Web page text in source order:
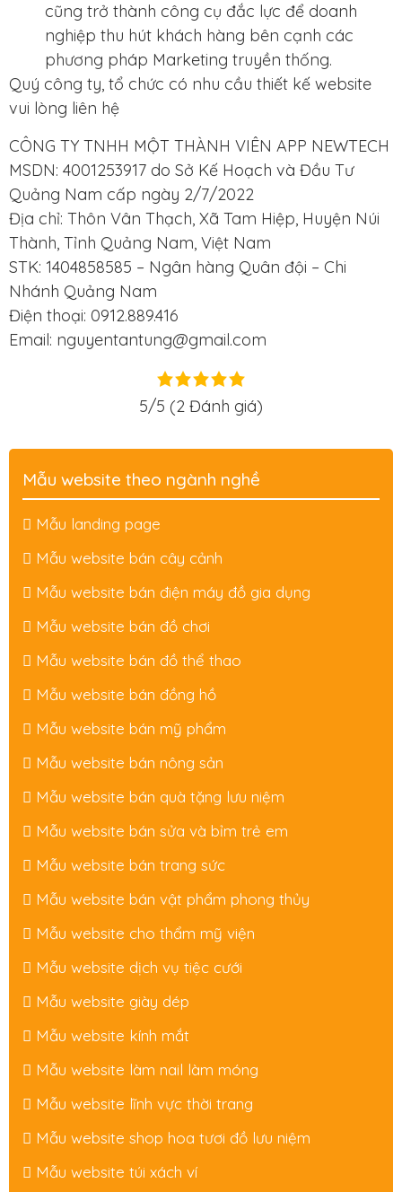
cũng trở thành công cụ đắc lực để doanh
nghiệp thu hút khách hàng bên cạnh các
phương pháp Marketing truyền thống.
Quý công ty, tổ chức có nhu cầu thiết kế website
vui lòng liên hệ
CÔNG TY TNHH MỘT THÀNH VIÊN APP NEWTECH
MSDN: 4001253917 do Sở Kế Hoạch và Đầu Tư
Quảng Nam cấp ngày 2/7/2022
Địa chỉ: Thôn Vân Thạch, Xã Tam Hiệp, Huyện Núi
Thành, Tỉnh Quảng Nam, Việt Nam
STK: 1404858585 – Ngân hàng Quân đội – Chi
Nhánh Quảng Nam
Điện thoại: 0912.889.416
Email: nguyentantung@gmail.com
5/5 (2 Đánh giá)
Mẫu website theo ngành nghề
Mẫu landing page
Mẫu website bán cây cảnh
Mẫu website bán điện máy đồ gia dụng
Mẫu website bán đồ chơi
Mẫu website bán đồ thể thao
Mẫu website bán đồng hồ
Mẫu website bán mỹ phẩm
Mẫu website bán nông sản
Mẫu website bán quà tặng lưu niệm
Mẫu website bán sửa và bỉm trẻ em
Mẫu website bán trang sức
Mẫu website bán vật phẩm phong thủy
Mẫu website cho thẩm mỹ viện
Mẫu website dịch vụ tiệc cưới
Mẫu website giày dép
Mẫu website kính mắt
Mẫu website làm nail làm móng
Mẫu website lĩnh vực thời trang
Mẫu website shop hoa tươi đồ lưu niệm
Mẫu website túi xách ví